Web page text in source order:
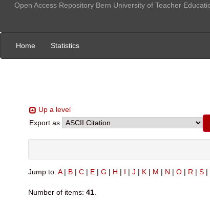
Open Access Repository Bern University of Teacher
Home Statistics
Up a level
Export as
Jump to: A| B | C | E | G | H | I | J | K | M | N | O | R | S |
Number of items: 41.